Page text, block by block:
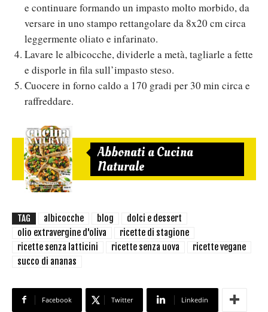
e continuare formando un impasto molto morbido, da
versare in uno stampo rettangolare da 8x20 cm circa
leggermente oliato e infarinato.
Lavare le albicocche, dividerle a metà, tagliarle a fette
e disporle in fila sull’impasto steso.
Cuocere in forno caldo a 170 gradi per 30 min circa e
raffreddare.
Abbonati a Cucina
Naturale
TAG albicocche blog
dolci e dessert
olio extravergine d'oliva
ricette di stagione
ricette senza latticini
ricette senza uova
ricette vegane
succo di ananas
Facebook Twitter Linkedin